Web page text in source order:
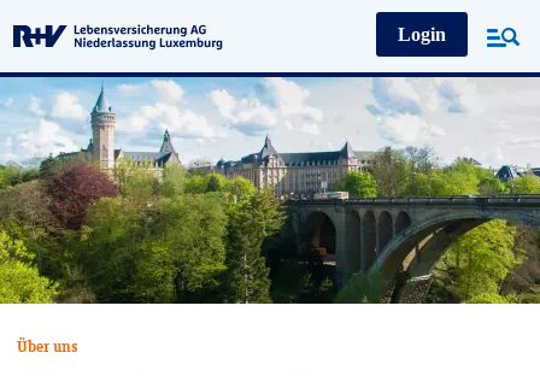
Produkte
Regelbasierte Anlagestrategien
Service
Infos & Service
Login
Über uns